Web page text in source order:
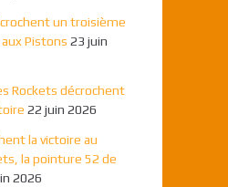
un troisième
Pistons 23 juin
Rockets décrochent
22 juin 2026
la victoire au
la pointure 52 de
2026